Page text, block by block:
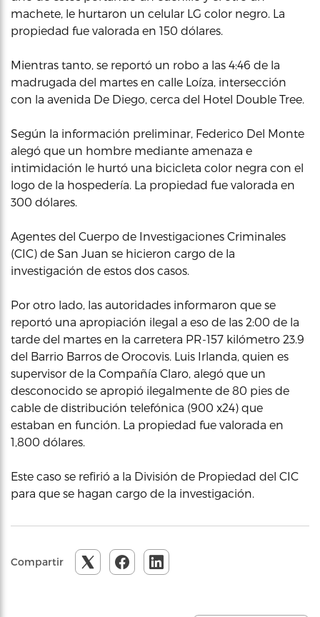
machete, le hurtaron un celular LG color negro. La
propiedad fue valorada en 150 dólares.
Mientras tanto, se reportó un robo a las 4:46 de la
madrugada del martes en calle Loíza, intersección
con la avenida De Diego, cerca del Hotel Double Tree.
Según la información preliminar, Federico Del Monte
alegó que un hombre mediante amenaza e
intimidación le hurtó una bicicleta color negra con el
logo de la hospedería. La propiedad fue valorada en
300 dólares.
Agentes del Cuerpo de Investigaciones Criminales
(CIC) de San Juan se hicieron cargo de la
investigación de estos dos casos.
Por otro lado, las autoridades informaron que se
reportó una apropiación ilegal a eso de las 2:00 de la
tarde del martes en la carretera PR-157 kilómetro 23.9
del Barrio Barros de Orocovis. Luis Irlanda, quien es
supervisor de la Compañía Claro, alegó que un
desconocido se apropió ilegalmente de 80 pies de
cable de distribución telefónica (900 x24) que
estaban en función. La propiedad fue valorada en
1,800 dólares.
Este caso se refirió a la División de Propiedad del CIC
para que se hagan cargo de la investigación.
Compartir